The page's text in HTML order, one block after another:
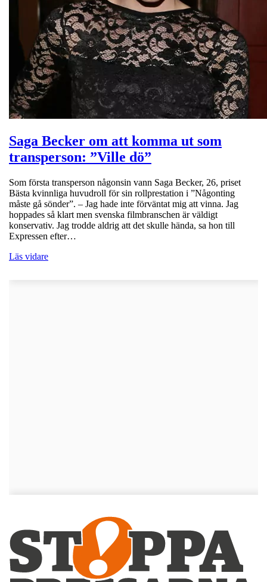
Saga Becker om att komma ut som
transperson: ”Ville dö”
Som första transperson någonsin vann Saga Becker, 26, priset
Bästa kvinnliga huvudroll för sin rollprestation i ”Någonting
måste gå sönder”. – Jag hade inte förväntat mig att vinna. Jag
hoppades så klart men svenska filmbranschen är väldigt
konservativ. Jag trodde aldrig att det skulle hända, sa hon till
Expressen efter…
Läs vidare